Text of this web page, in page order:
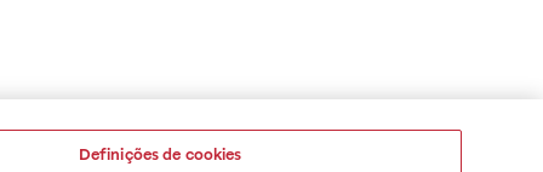
Definições de cookies